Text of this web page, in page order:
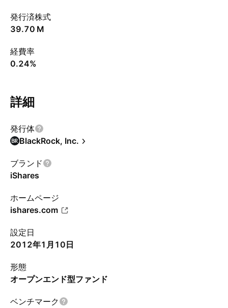
発行済株式
‪39.70 M‬
経費率
0.24%
詳細
発行体
BlackRock, Inc.
ブランド
iShares
ホームページ
ishares.com
設定日
2012年1月10日
形態
オープンエンド型ファンド
ベンチマーク